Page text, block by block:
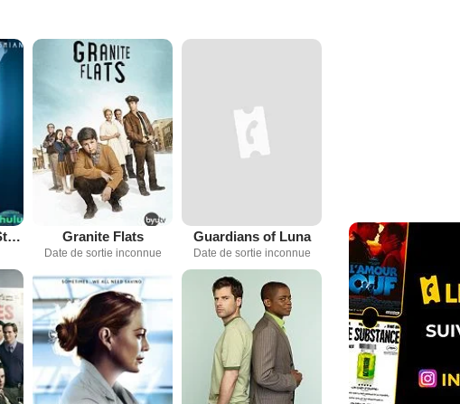
American Horror Story Granite Flats
Date de sortie inconnue
Guardians of Luna
Date de sortie inconnue